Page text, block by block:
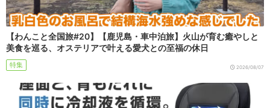
【わんこと全国旅#20】【鹿児島・車中泊旅】火山が育む癒やしと
美食を巡る、オステリアで叶える愛犬との至福の休日
特集 2026/08/07